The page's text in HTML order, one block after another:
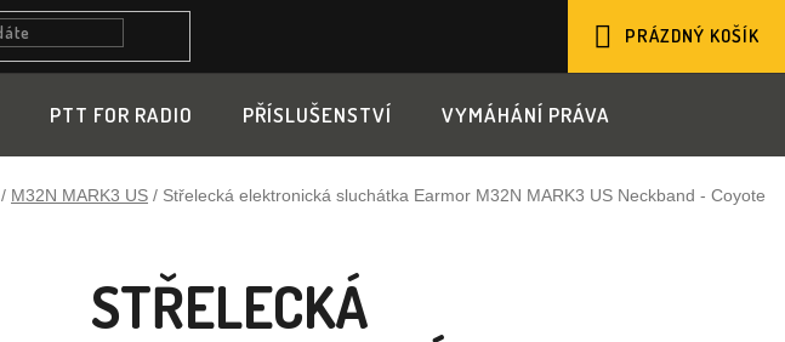
KOŠÍK
PRÁZDNÝ KOŠÍK
PTT FOR RADIO PŘÍSLUŠENSTVÍ VYMÁHÁNÍ PRÁVA
/ M32N MARK3 US / Střelecká elektronická sluchátka Earmor M32N MARK3 US Neckband - Coyote
STŘELECKÁ